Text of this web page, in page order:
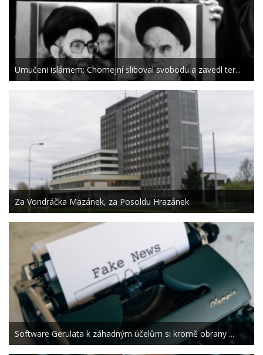
Umučeni islámem: Chomejní sliboval svobodu a zavedl ter...
Za Vondráčka Mazánek, za Posoldu Hrazánek
Software Gerulata k záhadným účelům si kromě obrany ...